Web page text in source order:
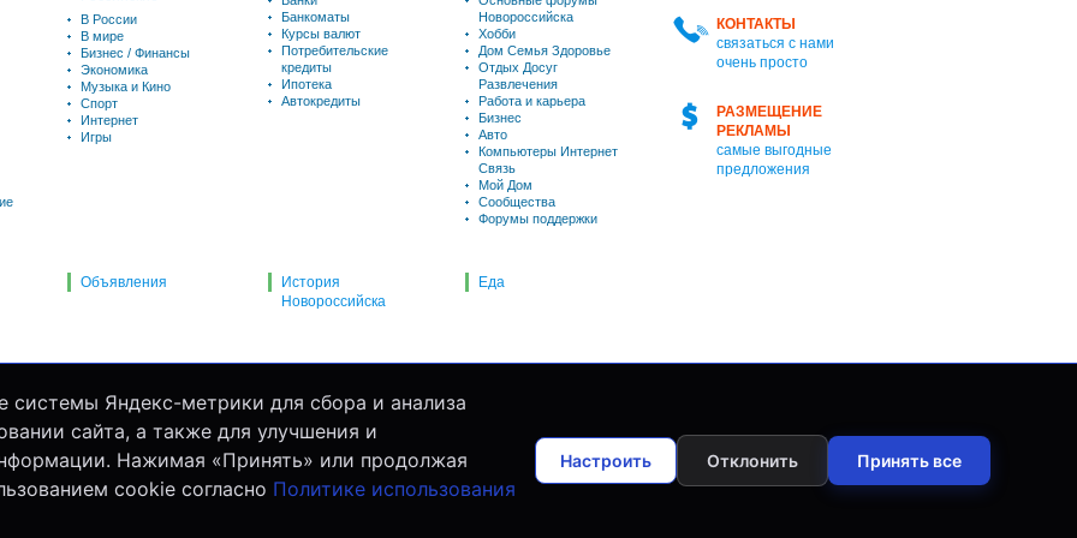
КОНТАКТЫ
связаться с нами
очень просто
РАЗМЕЩЕНИЕ
РЕКЛАМЫ
самые выгодные
предложения
В России
В мире
Бизнес / Финансы
Экономика
Музыка и Кино
Спорт
Интернет
Игры
Банкоматы
Курсы валют
Потребительские
кредиты
Ипотека
Автокредиты
Новороссийска
Хобби
Дом Семья Здоровье
Отдых Досуг
Развлечения
Работа и карьера
Бизнес
Авто
Компьютеры Интернет
Связь
Мой Дом
Сообщества
Форумы поддержки
Объявления
История
Новороссийска
Еда
Яндекс-метрики для сбора и анализа
сайта, а также для улучшения и
Нажимая «Принять» или продолжая
cookie согласно Политике использования
Настроить Отклонить Принять все